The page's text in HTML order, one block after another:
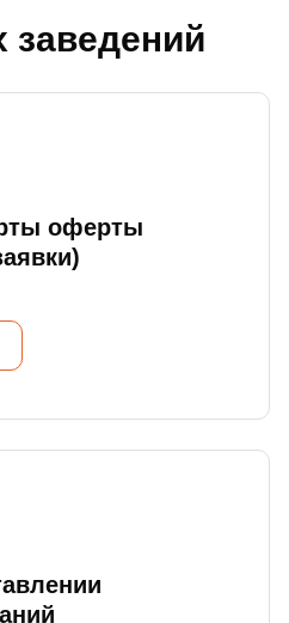
оферты